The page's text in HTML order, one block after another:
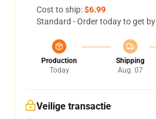
Cost to ship:$6.99
Standard - Order today to get by
Production
Today
Shipping
Aug. 07
Veilige transactie